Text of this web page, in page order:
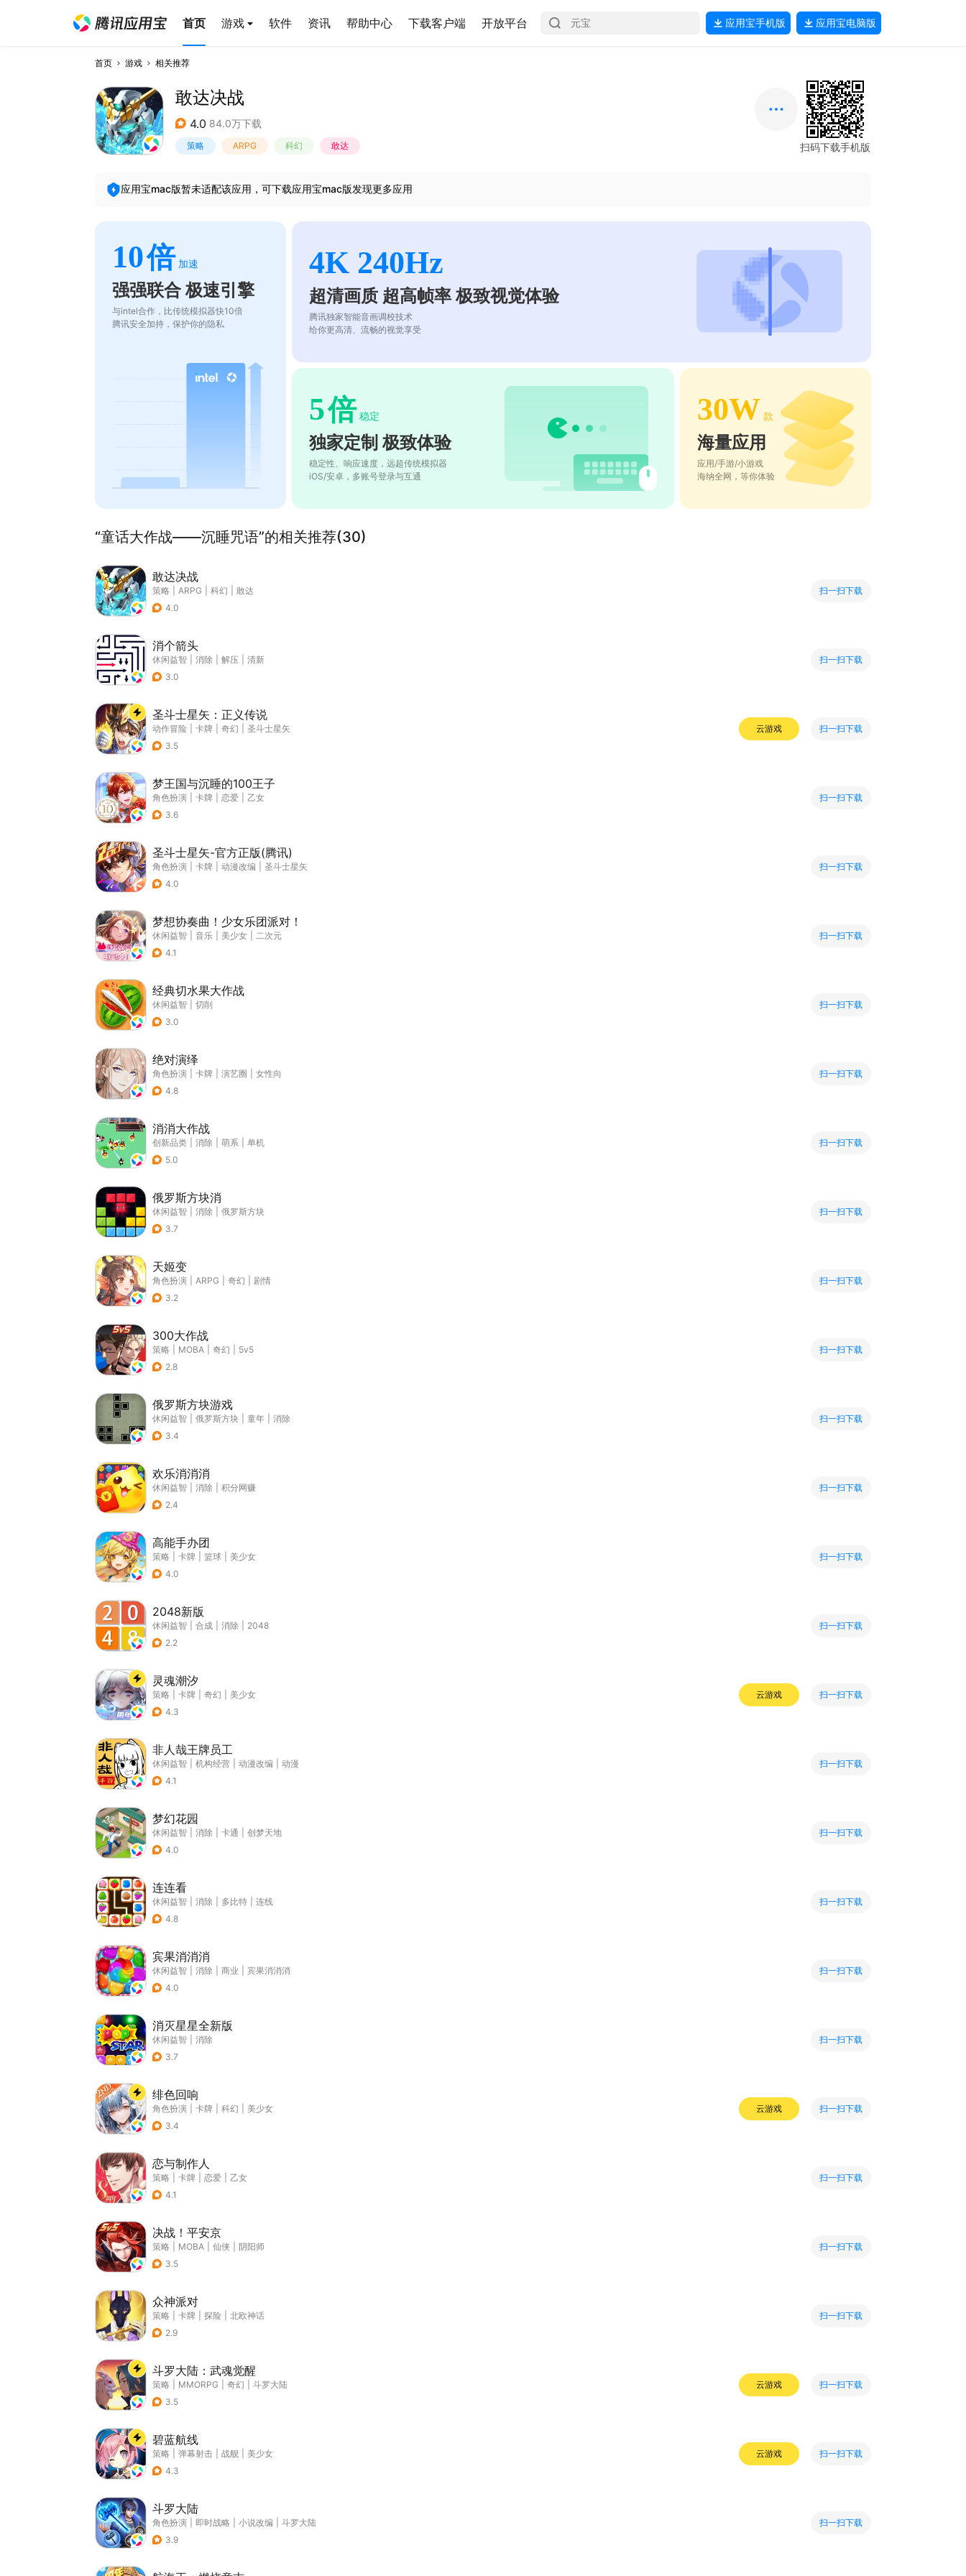
首页 游戏 软件 资讯 帮助中心 下载客户端 开放平台 应用宝手机版 应用宝电脑版
首页 游戏 相关推荐
敢达决战
4.0 84.0万下载
策略 ARPG 科幻 敢达 扫码下载手机版
应用宝mac版暂未适配该应用，可下载应用宝mac版发现更多应用
10倍 加速
强强联合 极速引擎
与intel合作，比传统模拟器快10倍
腾讯安全加持，保护你的隐私
4K 240Hz
超清画质 超高帧率 极致视觉体验
腾讯独家智能音画调校技术
给你更高清、流畅的视觉享受
5倍 稳定
独家定制 极致体验
稳定性、响应速度，远超传统模拟器
iOS/安卓，多账号登录与互通
30W 款
海量应用
应用/手游/小游戏
海纳全网，等你体验
“童话大作战——沉睡咒语”的相关推荐(30)
敢达决战
策略 ARPG 科幻
敢达
4.0
扫一扫下载
消个箭头
休闲益智 消除 解压
清新
3.0
扫一扫下载
圣斗士星矢：正义传说
动作冒险 卡牌 奇幻
圣斗士星矢
3.5
云游戏 扫一扫下载
梦王国与沉睡的100王子
角色扮演 卡牌 恋爱
乙女
3.6
扫一扫下载
圣斗士星矢-官方正版(腾讯)
角色扮演 卡牌 动漫改编
圣斗士星矢
4.0
扫一扫下载
梦想协奏曲！少女乐团派对！
休闲益智 音乐 美少女
二次元
4.1
扫一扫下载
经典切水果大作战
休闲益智
切削
3.0
扫一扫下载
绝对演绎
角色扮演 卡牌 演艺圈
女性向
4.8
扫一扫下载
消消大作战
创新品类 消除 萌系
单机
5.0
扫一扫下载
俄罗斯方块消
休闲益智 消除
俄罗斯方块
3.7
扫一扫下载
天姬变
角色扮演 ARPG 奇幻
剧情
3.2
扫一扫下载
300大作战
策略 MOBA 奇幻
5v5
2.8
扫一扫下载
俄罗斯方块游戏
休闲益智 俄罗斯方块 童年
消除
3.4
扫一扫下载
欢乐消消消
休闲益智 消除
积分网赚
2.4
扫一扫下载
高能手办团
策略 卡牌 篮球
美少女
4.0
扫一扫下载
2048新版
休闲益智 合成 消除
2048
2.2
扫一扫下载
灵魂潮汐
策略 卡牌 奇幻
美少女
4.3
云游戏 扫一扫下载
非人哉王牌员工
休闲益智 机构经营 动漫改编
动漫
4.1
扫一扫下载
梦幻花园
休闲益智 消除 卡通
创梦天地
4.0
扫一扫下载
连连看
休闲益智 消除 多比特
连线
4.8
扫一扫下载
宾果消消消
休闲益智 消除 商业
宾果消消消
4.0
扫一扫下载
消灭星星全新版
休闲益智
消除
3.7
扫一扫下载
绯色回响
角色扮演 卡牌 科幻
美少女
3.4
云游戏 扫一扫下载
恋与制作人
策略 卡牌 恋爱
乙女
4.1
扫一扫下载
决战！平安京
策略 MOBA 仙侠
阴阳师
3.5
扫一扫下载
众神派对
策略 卡牌 探险
北欧神话
2.9
扫一扫下载
斗罗大陆：武魂觉醒
策略 MMORPG 奇幻
斗罗大陆
3.5
云游戏 扫一扫下载
碧蓝航线
策略 弹幕射击 战舰
美少女
4.3
云游戏 扫一扫下载
斗罗大陆
角色扮演 即时战略 小说改编
斗罗大陆
3.9
扫一扫下载